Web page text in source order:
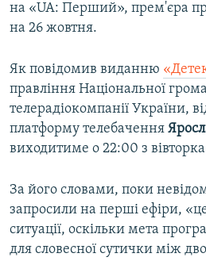
на «UA: Перший», прем'єра
на 26 жовтня.
Як повідомив виданню
правління Національної
телерадіокомпанії України,
платформу телебачення
виходитиме о 22:00 з
За його словами, поки
запросили на перші ефіри,
ситуації, оскільки мета
для словесної сутички між